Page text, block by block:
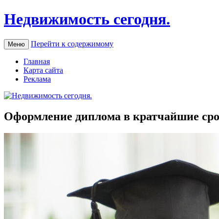
Недвижимость сегодня.
Меню Перейти к содержимому
Главная
Карта сайта
Реклама
Оформление диплома в кратчайшие